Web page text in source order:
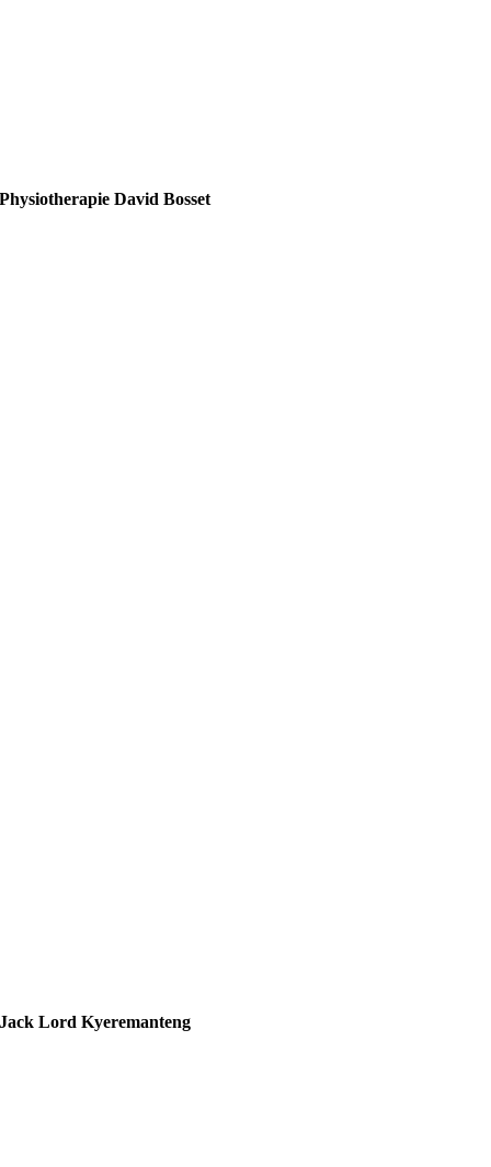
Physiotherapie David Bosset
Jack Lord Kyeremanteng